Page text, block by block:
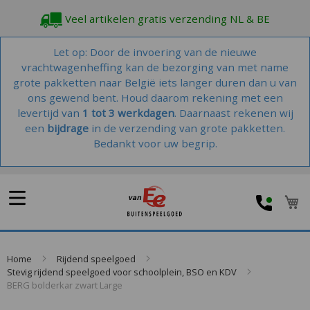
Veel artikelen gratis verzending NL & BE
Let op: Door de invoering van de nieuwe
vrachtwagenheffing kan de bezorging van met name
grote pakketten naar België iets langer duren dan u van
ons gewend bent. Houd daarom rekening met een
levertijd van 1 tot 3 werkdagen. Daarnaast rekenen wij
een bijdrage in de verzending van grote pakketten.
Bedankt voor uw begrip.
Home
Rijdend speelgoed
Stevig rijdend speelgoed voor schoolplein, BSO en KDV
BERG bolderkar zwart Large